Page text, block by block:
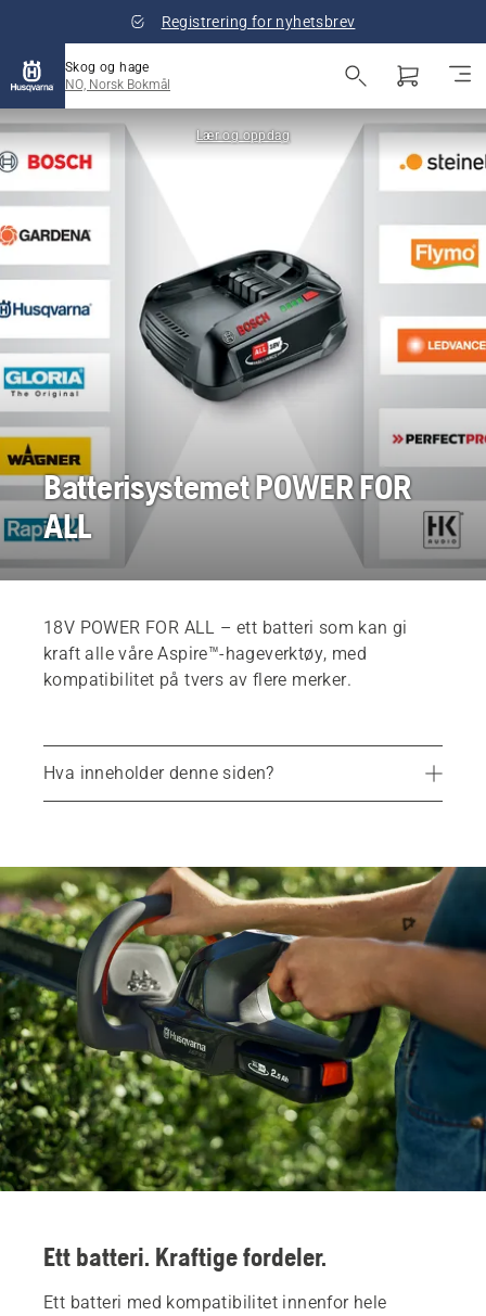
Registrering for nyhetsbrev
Skog og hage
NO, Norsk Bokmål
Lær og oppdag
Batterisystemet POWER FOR
ALL
18V POWER FOR ALL – ett batteri som kan gi
kraft alle våre Aspire™-hageverktøy, med
kompatibilitet på tvers av flere merker.
Hva inneholder denne siden?
Ett batteri. Kraftige fordeler.
Batterier og ladere
POWER FOR ALL ALLIANCE
Husqvarna Aspire™ batteridrevne verktøy
Ett batteri. Kraftige fordeler.
Ett batteri med kompatibilitet innenfor hele